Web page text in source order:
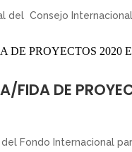
del Consejo
FIDA DE
Fondo Internacional